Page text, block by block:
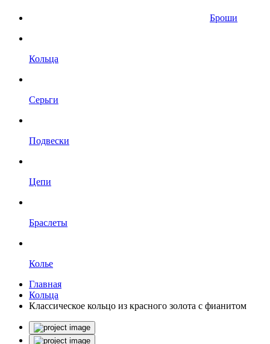
Броши
Кольца
Серьги
Подвески
Цепи
Браслеты
Колье
Главная
Кольца
Классическое кольцо из красного золота с фианитом